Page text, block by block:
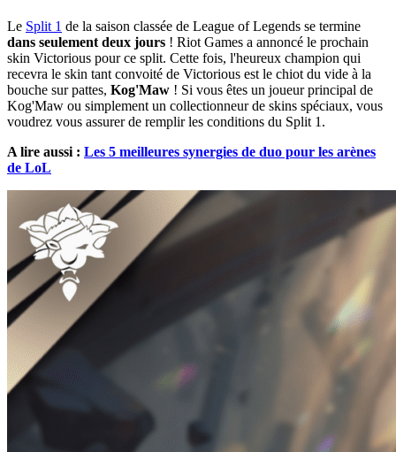
Le Split 1 de la saison classée de League of Legends se termine
dans seulement deux jours ! Riot Games a annoncé le prochain
skin Victorious pour ce split. Cette fois, l'heureux champion qui
recevra le skin tant convoité de Victorious est le chiot du vide à la
bouche sur pattes, Kog'Maw ! Si vous êtes un joueur principal de
Kog'Maw ou simplement un collectionneur de skins spéciaux, vous
voudrez vous assurer de remplir les conditions du Split 1.
A lire aussi : Les 5 meilleures synergies de duo pour les arènes
de LoL